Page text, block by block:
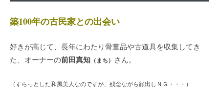
築100年の古民家との出会い
好きが高じて、長年にわたり骨董品や古道具を収集してき
た、オーナーの前田真知 （まち） さん。
（すらっとした和風美人なのですが、残念ながら顔出しＮＧ・・・）